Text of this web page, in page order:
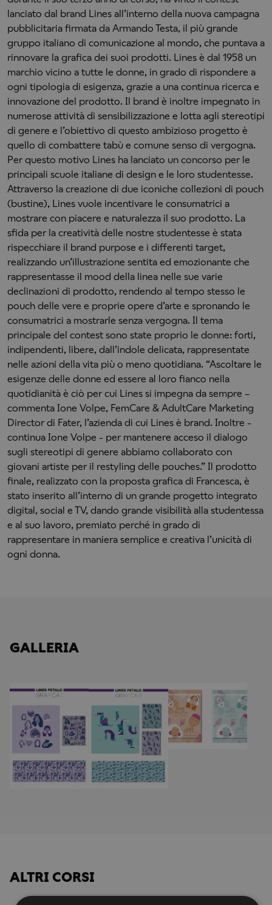
lanciato dal brand Lines all’interno della nuova campagna
pubblicitaria firmata da Armando Testa, il più grande
gruppo italiano di comunicazione al mondo, che puntava a
rinnovare la grafica dei suoi prodotti. Lines è dal 1958 un
marchio vicino a tutte le donne, in grado di rispondere a
ogni tipologia di esigenza, grazie a una continua ricerca e
innovazione del prodotto. Il brand è inoltre impegnato in
numerose attività di sensibilizzazione e lotta agli stereotipi
di genere e l’obiettivo di questo ambizioso progetto è
quello di combattere tabù e comune senso di vergogna.
Per questo motivo Lines ha lanciato un concorso per le
principali scuole italiane di design e le loro studentesse.
Attraverso la creazione di due iconiche collezioni di pouch
(bustine), Lines vuole incentivare le consumatrici a
mostrare con piacere e naturalezza il suo prodotto. La
sfida per la creatività delle nostre studentesse è stata
rispecchiare il brand purpose e i differenti target,
realizzando un’illustrazione sentita ed emozionante che
rappresentasse il mood della linea nelle sue varie
declinazioni di prodotto, rendendo al tempo stesso le
pouch delle vere e proprie opere d’arte e spronando le
consumatrici a mostrarle senza vergogna. Il tema
principale del contest sono state proprio le donne: forti,
indipendenti, libere, dall’indole delicata, rappresentate
nelle azioni della vita più o meno quotidiana. “Ascoltare le
esigenze delle donne ed essere al loro fianco nella
quotidianità è ciò per cui Lines si impegna da sempre –
commenta Ione Volpe, FemCare & AdultCare Marketing
Director di Fater, l’azienda di cui Lines è brand. Inoltre -
continua Ione Volpe - per mantenere acceso il dialogo
sugli stereotipi di genere abbiamo collaborato con
giovani artiste per il restyling delle pouches.” Il prodotto
finale, realizzato con la proposta grafica di Francesca, è
stato inserito all’interno di un grande progetto integrato
digital, social e TV, dando grande visibilità alla studentessa
e al suo lavoro, premiato perché in grado di
rappresentare in maniera semplice e creativa l’unicità di
ogni donna.
GALLERIA
ALTRI CORSI